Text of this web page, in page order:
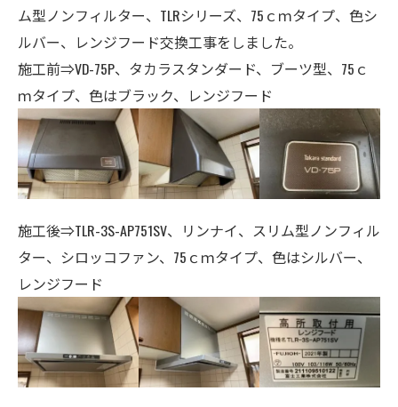
ム型ノンフィルター、TLRシリーズ、75ｃｍタイプ、色シ
ルバー、レンジフード交換工事をしました。
施工前⇒VD-75P、タカラスタンダード、ブーツ型、75ｃ
ｍタイプ、色はブラック、レンジフード
施工後⇒TLR-3S-AP751SV、リンナイ、スリム型ノンフィル
ター、シロッコファン、75ｃｍタイプ、色はシルバー、
レンジフード